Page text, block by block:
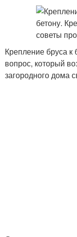
Крепление бруса к
вопрос, который
загородного дома